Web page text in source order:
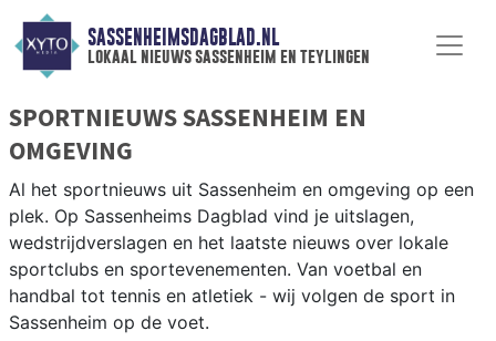
SASSENHEIMSDAGBLAD.NL
lokaal nieuws sassenheim en teylingen
SPORTNIEUWS SASSENHEIM EN
OMGEVING
Al het sportnieuws uit Sassenheim en omgeving op een
plek. Op Sassenheims Dagblad vind je uitslagen,
wedstrijdverslagen en het laatste nieuws over lokale
sportclubs en sportevenementen. Van voetbal en
handbal tot tennis en atletiek - wij volgen de sport in
Sassenheim op de voet.